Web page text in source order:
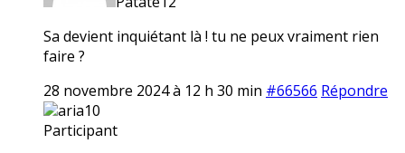
Sa devient inquiétant là ! tu ne peux vraiment rien
faire ?
28 novembre 2024 à 12 h 30 min #66566 Répondre
aria10
Participant